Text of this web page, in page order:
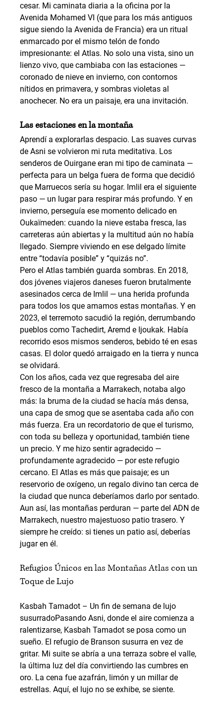
cesar. Mi caminata diaria a la oficina por la
Avenida Mohamed VI (que para los más antiguos
sigue siendo la Avenida de Francia) era un ritual
enmarcado por el mismo telón de fondo
impresionante: el Atlas. No solo una vista, sino un
lienzo vivo, que cambiaba con las estaciones —
coronado de nieve en invierno, con contornos
nítidos en primavera, y sombras violetas al
anochecer. No era un paisaje, era una invitación.
Las estaciones en la montaña
Aprendí a explorarlas despacio. Las suaves curvas
de Asni se volvieron mi ruta meditativa. Los
senderos de Ouirgane eran mi tipo de caminata —
perfecta para un belga fuera de forma que decidió
que Marruecos sería su hogar. Imlil era el siguiente
paso — un lugar para respirar más profundo. Y en
invierno, perseguía ese momento delicado en
Oukaïmeden: cuando la nieve estaba fresca, las
carreteras aún abiertas y la multitud aún no había
llegado. Siempre viviendo en ese delgado límite
entre “todavía posible” y “quizás no”.
Pero el Atlas también guarda sombras. En 2018,
dos jóvenes viajeros daneses fueron brutalmente
asesinados cerca de Imlil — una herida profunda
para todos los que amamos estas montañas. Y en
2023, el terremoto sacudió la región, derrumbando
pueblos como Tachedirt, Aremd e Ijoukak. Había
recorrido esos mismos senderos, bebido té en esas
casas. El dolor quedó arraigado en la tierra y nunca
se olvidará.
Con los años, cada vez que regresaba del aire
fresco de la montaña a Marrakech, notaba algo
más: la bruma de la ciudad se hacía más densa,
una capa de smog que se asentaba cada año con
más fuerza. Era un recordatorio de que el turismo,
con toda su belleza y oportunidad, también tiene
un precio. Y me hizo sentir agradecido —
profundamente agradecido — por este refugio
cercano. El Atlas es más que paisaje; es un
reservorio de oxígeno, un regalo divino tan cerca de
la ciudad que nunca deberíamos darlo por sentado.
Aun así, las montañas perduran — parte del ADN de
Marrakech, nuestro majestuoso patio trasero. Y
siempre he creído: si tienes un patio así, deberías
jugar en él.
Refugios Únicos en las Montañas Atlas con un
Toque de Lujo
Kasbah Tamadot – Un fin de semana de lujo
susurradoPasando Asni, donde el aire comienza a
ralentizarse, Kasbah Tamadot se posa como un
sueño. El refugio de Branson susurra en vez de
gritar. Mi suite se abría a una terraza sobre el valle,
la última luz del día convirtiendo las cumbres en
oro. La cena fue azafrán, limón y un millar de
estrellas. Aquí, el lujo no se exhibe, se siente.